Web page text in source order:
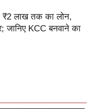
₹2 लाख तक का लोन,
जानिए KCC बनवाने का